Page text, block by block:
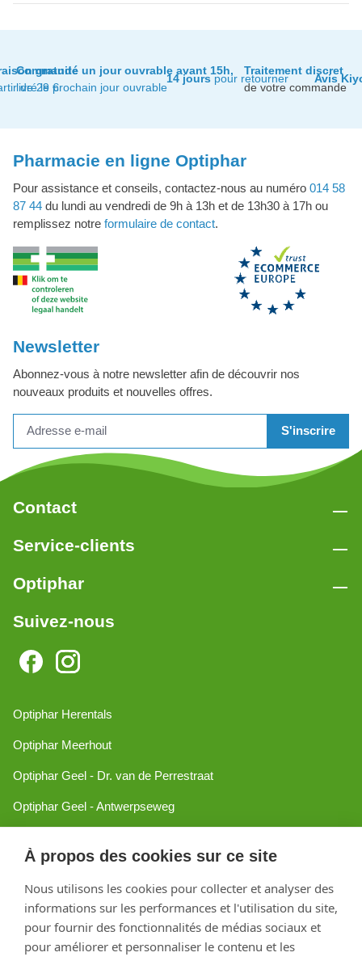
À propos des cookies sur ce site
Nous utilisons les cookies pour collecter et analyser des
informations sur les performances et l'utilisation du site,
pour fournir des fonctionnalités de médias sociaux et
pour améliorer et personnaliser le contenu et les
gratuite
de 29 €
Commandé un jour ouvrable avant 15h,
livré le prochain jour ouvrable
14 jourspour retourner
Traitement discret
de votre commande
Avis
Pharmacie en ligne Optiphar
Pour assistance et conseils, contactez-nous au numéro 014 58
87 44 du lundi au vendredi de 9h à 13h et de 13h30 à 17h ou
remplissez notre formulaire de contact.
Newsletter
Abonnez-vous à notre newsletter afin de découvrir nos
nouveaux produits et nouvelles offres.
S'inscrire
Contact
Service-clients
Optiphar
Suivez-nous
Optiphar Herentals
Optiphar Meerhout
Optiphar Geel - Dr. van de Perrestraat
Optiphar Geel - Antwerpseweg
Optiphar Mol
Créé avec Shopware